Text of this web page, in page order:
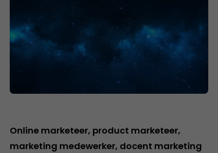
Online marketeer, product marketeer,
marketing medewerker, docent marketing